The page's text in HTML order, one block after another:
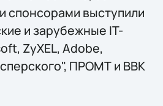
спонсорами выступили
и зарубежные IT-
ZyXEL, Adobe,
ПРОМТ и BBK